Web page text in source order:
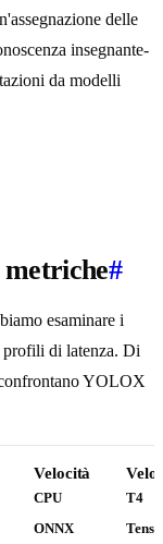
delle
insegnante-
da modelli
#
esaminare i
di latenza. Di
YOLOX
Velocità
CPU
ONNX
T4